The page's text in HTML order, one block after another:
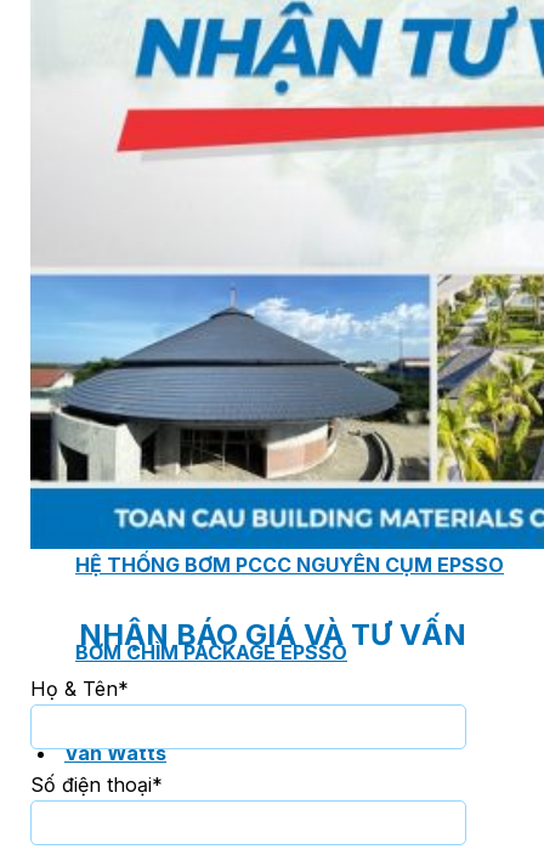
HỆ THỐNG BƠM NÂNG NƯỚC THẢI VỆ SINH
HỆ THỐNG CẤP NƯỚC UỐNG EPSSO
HỆ THỐNG XỬ LÝ NƯỚC THẢI THÔNG MINH
PHÒNG BƠM (PUMP ROOM) EPSSO
TRẠM BƠM TÍCH HỢP SẴN THÔNG MINH EPSSO
HỆ THỐNG BƠM PCCC NGUYÊN CỤM EPSSO
BƠM CHÌM PACKAGE EPSSO
Van Watts
NHẬN BÁO GIÁ VÀ TƯ VẤN
Họ & Tên*
Số điện thoại*